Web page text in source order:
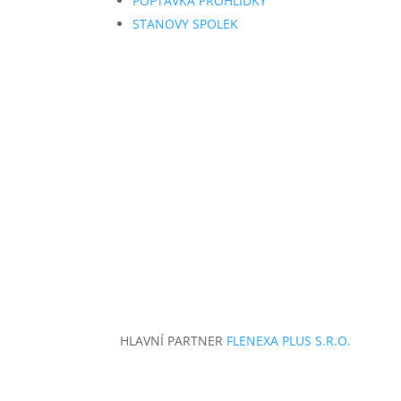
STANOVY SPOLEK
HLAVNÍ PARTNER FLENEXA PLUS S.R.O.